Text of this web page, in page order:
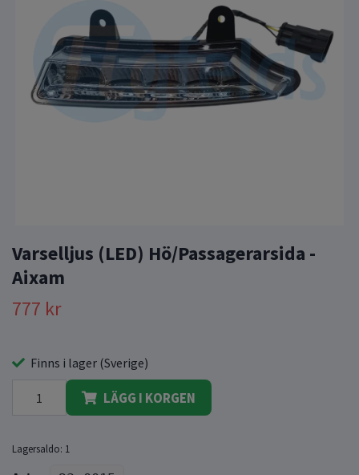
Varselljus (LED) Hö/Passagerarsida -
Aixam
777 kr
Finns i lager (Sverige)
LÄGG I KORGEN
Lagersaldo: 1